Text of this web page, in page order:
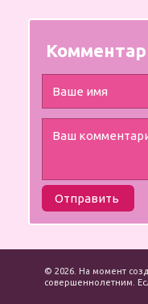
Отправить
© 2026. На момент
совершеннолетним.